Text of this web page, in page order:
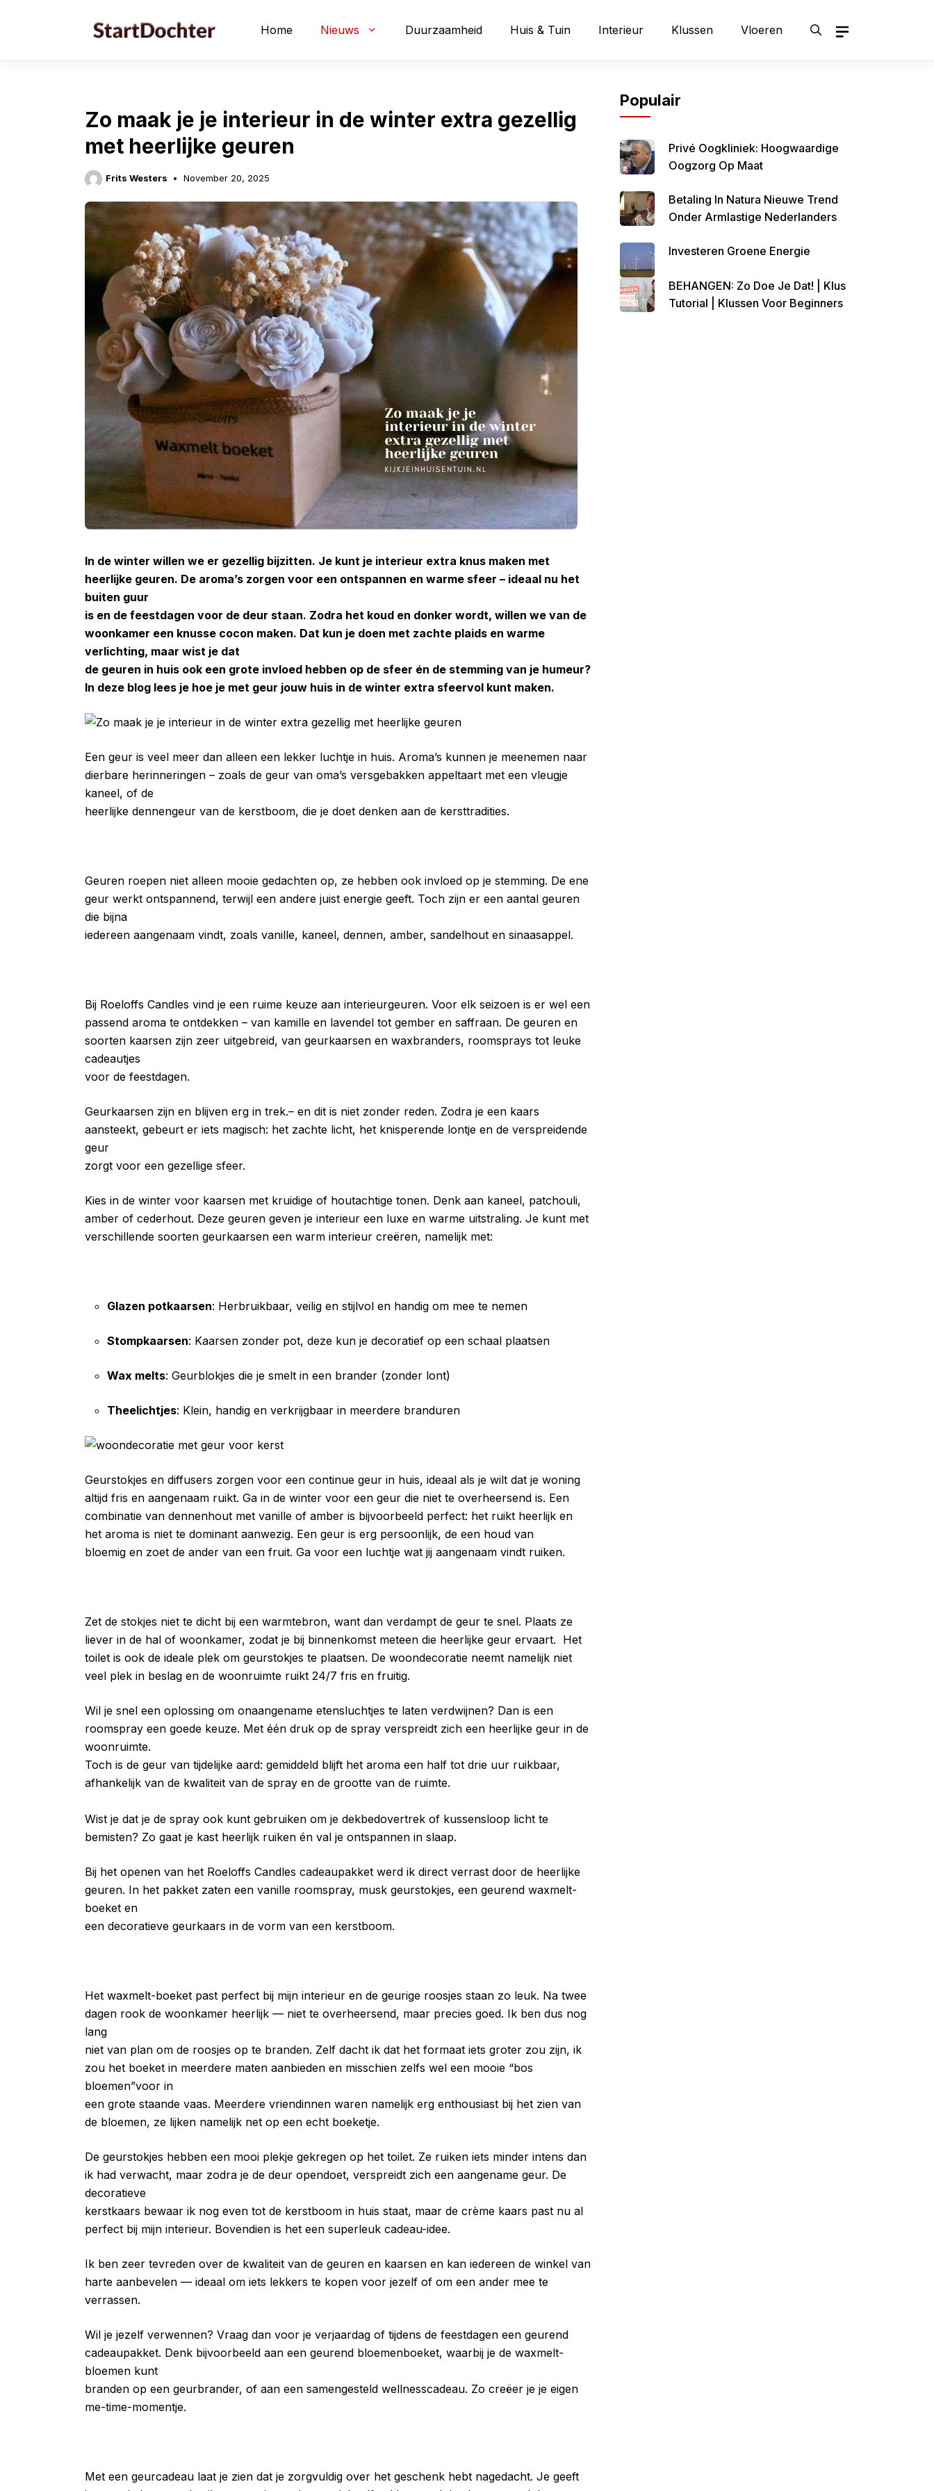
Home Nieuws Duurzaamheid Huis & Tuin Interieur Klussen Vloeren
Zo maak je je interieur in de winter extra gezellig
met heerlijke geuren
Frits Westers November 20, 2025
In de winter willen we er gezellig bijzitten. Je kunt je interieur extra knus maken met
heerlijke geuren. De aroma’s zorgen voor een ontspannen en warme sfeer – ideaal nu het
buiten guur
is en de feestdagen voor de deur staan. Zodra het koud en donker wordt, willen we van de
woonkamer een knusse cocon maken. Dat kun je doen met zachte plaids en warme
verlichting, maar wist je dat
de geuren in huis ook een grote invloed hebben op de sfeer én de stemming van je humeur?
In deze blog lees je hoe je met geur jouw huis in de winter extra sfeervol kunt maken.
Een geur is veel meer dan alleen een lekker luchtje in huis. Aroma’s kunnen je meenemen naar
dierbare herinneringen – zoals de geur van oma’s versgebakken appeltaart met een vleugje
kaneel, of de
heerlijke dennengeur van de kerstboom, die je doet denken aan de kersttradities.
Geuren roepen niet alleen mooie gedachten op, ze hebben ook invloed op je stemming. De ene
geur werkt ontspannend, terwijl een andere juist energie geeft. Toch zijn er een aantal geuren
die bijna
iedereen aangenaam vindt, zoals vanille, kaneel, dennen, amber, sandelhout en sinaasappel.
Bij Roeloffs Candles vind je een ruime keuze aan interieurgeuren. Voor elk seizoen is er wel een
passend aroma te ontdekken – van kamille en lavendel tot gember en saffraan. De geuren en
soorten kaarsen zijn zeer uitgebreid, van geurkaarsen en waxbranders, roomsprays tot leuke
cadeautjes
voor de feestdagen.
Geurkaarsen zijn en blijven erg in trek.– en dit is niet zonder reden. Zodra je een kaars
aansteekt, gebeurt er iets magisch: het zachte licht, het knisperende lontje en de verspreidende
geur
zorgt voor een gezellige sfeer.
Kies in de winter voor kaarsen met kruidige of houtachtige tonen. Denk aan kaneel, patchouli,
amber of cederhout. Deze geuren geven je interieur een luxe en warme uitstraling. Je kunt met
verschillende soorten geurkaarsen een warm interieur creëren, namelijk met:
Glazen potkaarsen: Herbruikbaar, veilig en stijlvol en handig om mee te nemen
Stompkaarsen: Kaarsen zonder pot, deze kun je decoratief op een schaal plaatsen
Wax melts: Geurblokjes die je smelt in een brander (zonder lont)
Theelichtjes: Klein, handig en verkrijgbaar in meerdere branduren
Geurstokjes en diffusers zorgen voor een continue geur in huis, ideaal als je wilt dat je woning
altijd fris en aangenaam ruikt. Ga in de winter voor een geur die niet te overheersend is. Een
combinatie van dennenhout met vanille of amber is bijvoorbeeld perfect: het ruikt heerlijk en
het aroma is niet te dominant aanwezig. Een geur is erg persoonlijk, de een houd van
bloemig en zoet de ander van een fruit. Ga voor een luchtje wat jij aangenaam vindt ruiken.
Zet de stokjes niet te dicht bij een warmtebron, want dan verdampt de geur te snel. Plaats ze
liever in de hal of woonkamer, zodat je bij binnenkomst meteen die heerlijke geur ervaart. Het
toilet is ook de ideale plek om geurstokjes te plaatsen. De woondecoratie neemt namelijk niet
veel plek in beslag en de woonruimte ruikt 24/7 fris en fruitig.
Wil je snel een oplossing om onaangename etensluchtjes te laten verdwijnen? Dan is een
roomspray een goede keuze. Met één druk op de spray verspreidt zich een heerlijke geur in de
woonruimte.
Toch is de geur van tijdelijke aard: gemiddeld blijft het aroma een half tot drie uur ruikbaar,
afhankelijk van de kwaliteit van de spray en de grootte van de ruimte.
Wist je dat je de spray ook kunt gebruiken om je dekbedovertrek of kussensloop licht te
bemisten? Zo gaat je kast heerlijk ruiken én val je ontspannen in slaap.
Bij het openen van het Roeloffs Candles cadeaupakket werd ik direct verrast door de heerlijke
geuren. In het pakket zaten een vanille roomspray, musk geurstokjes, een geurend waxmelt-
boeket en
een decoratieve geurkaars in de vorm van een kerstboom.
Het waxmelt-boeket past perfect bij mijn interieur en de geurige roosjes staan zo leuk. Na twee
dagen rook de woonkamer heerlijk — niet te overheersend, maar precies goed. Ik ben dus nog
lang
niet van plan om de roosjes op te branden. Zelf dacht ik dat het formaat iets groter zou zijn, ik
zou het boeket in meerdere maten aanbieden en misschien zelfs wel een mooie “bos
bloemen”voor in
een grote staande vaas. Meerdere vriendinnen waren namelijk erg enthousiast bij het zien van
de bloemen, ze lijken namelijk net op een echt boeketje.
De geurstokjes hebben een mooi plekje gekregen op het toilet. Ze ruiken iets minder intens dan
ik had verwacht, maar zodra je de deur opendoet, verspreidt zich een aangename geur. De
decoratieve
kerstkaars bewaar ik nog even tot de kerstboom in huis staat, maar de crème kaars past nu al
perfect bij mijn interieur. Bovendien is het een superleuk cadeau-idee.
Ik ben zeer tevreden over de kwaliteit van de geuren en kaarsen en kan iedereen de winkel van
harte aanbevelen — ideaal om iets lekkers te kopen voor jezelf of om een ander mee te
verrassen.
Wil je jezelf verwennen? Vraag dan voor je verjaardag of tijdens de feestdagen een geurend
cadeaupakket. Denk bijvoorbeeld aan een geurend bloemenboeket, waarbij je de waxmelt-
bloemen kunt
branden op een geurbrander, of aan een samengesteld wellnesscadeau. Zo creëer je je eigen
me-time-momentje.
Met een geurcadeau laat je zien dat je zorgvuldig over het geschenk hebt nagedacht. Je geeft
Populair
Privé Oogkliniek: Hoogwaardige
Oogzorg Op Maat
Betaling In Natura Nieuwe Trend
Onder Armlastige Nederlanders
Investeren Groene Energie
BEHANGEN: Zo Doe Je Dat! | Klus
Tutorial | Klussen Voor Beginners